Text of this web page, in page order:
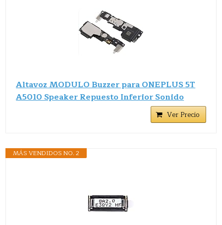
Altavoz MODULO Buzzer para ONEPLUS 5T
A5010 Speaker Repuesto Inferior Sonido
Ver Precio
MÁS VENDIDOS NO. 2